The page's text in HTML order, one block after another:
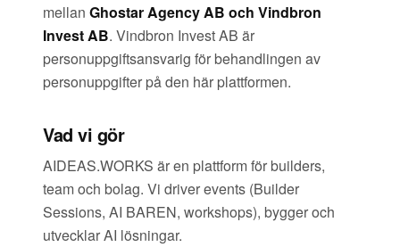
mellan Ghostar Agency AB och Vindbron
Invest AB. Vindbron Invest AB är
personuppgiftsansvarig för behandlingen av
personuppgifter på den här plattformen.
Vad vi gör
AIDEAS.WORKS är en plattform för builders,
team och bolag. Vi driver events (Builder
Sessions, AI BAREN, workshops), bygger och
utvecklar AI lösningar.